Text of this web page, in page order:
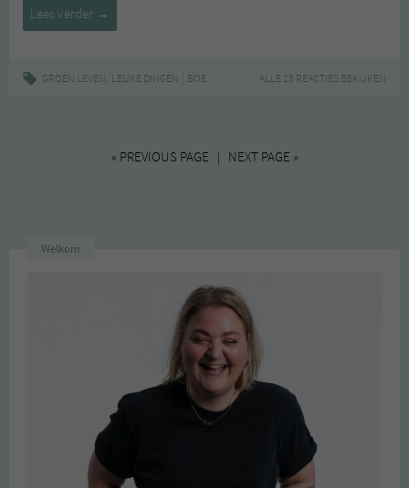
Lees verder Leuke
Dingen
→
GROEN LEVEN, LEUKE DINGEN BOEKEN DE GROENE MEISJES,GOOD FOOD,
ALLE 23 REACTIES BEKIJKEN
« PREVIOUS PAGE | NEXT PAGE »
Welkom